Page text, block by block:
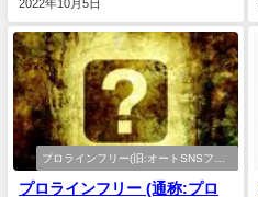
2022年10月5日
プロラインフリー(旧:オートSNSフリ
プロラインフリー (通称:プロ